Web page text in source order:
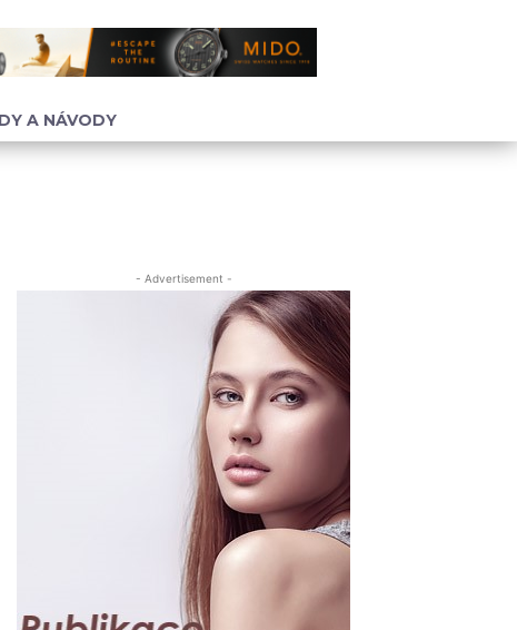
A NÁVODY
- Advertisement -